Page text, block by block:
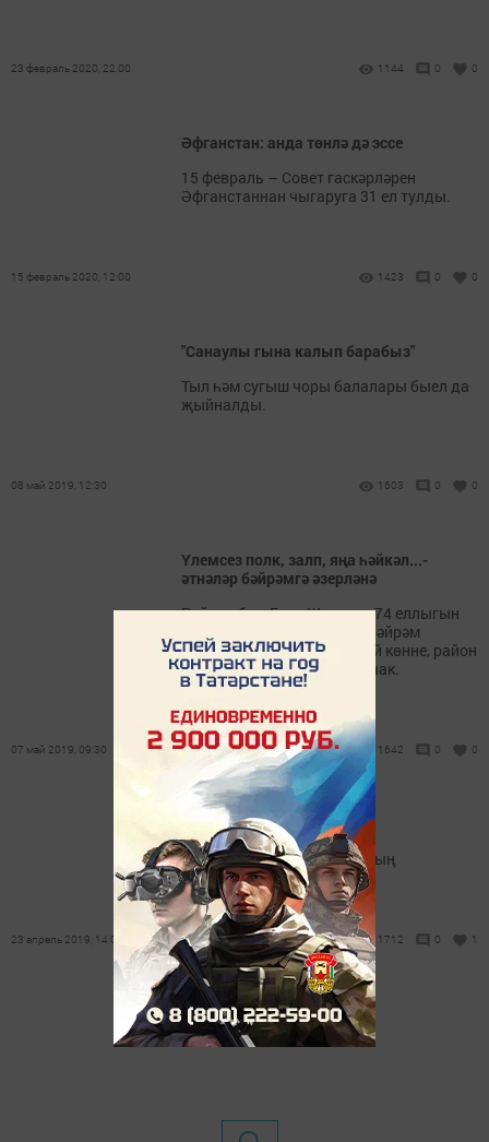
23 февраль 2020, 22:00 1144 0 0
Әфганстан: анда төнлә дә эссе
15 февраль – Совет гаскәрләрен
Әфганстаннан чыгаруга 31 ел тулды.
15 февраль 2020, 12:00 1423 0 0
"Санаулы гына калып барабыз"
Тыл һәм сугыш чоры балалары быел да
җыйналды.
08 май 2019, 12:30 1603 0 0
Үлемсез полк, залп, яңа һәйкәл...-
әтнәләр бәйрәмгә әзерләнә
Районыбыз Бөек Җиңүнең 74 еллыгын
каршыларга әзерләнә. Бу бәйрәм
елдагыча авылларда 8 май көнне, район
үзәгендә 9 май көнне булачак.
07 май 2019, 09:30 1642 0 0
Зыярәт кылдылар
Бүген Олы Мәңгәр авылының
23 апрель 2019, 14:00 1712 0 1